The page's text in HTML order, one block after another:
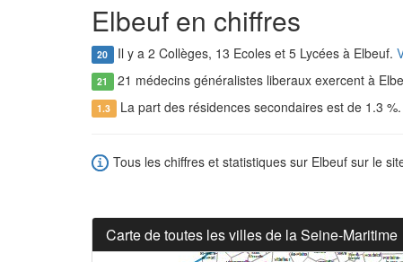
Elbeuf en chiffres
20 Il y a 2 Collèges, 13 Ecoles et 5 Lycées à Elbeuf.
21 21 médecins généralistes liberaux exercent à
1.3 La part des résidences secondaires est de 1.3 %.
Tous les chiffres et statistiques sur Elbeuf sur le
Carte de toutes les villes de la Seine-Maritime